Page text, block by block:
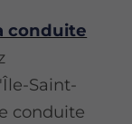
conduite
Saint-
conduite